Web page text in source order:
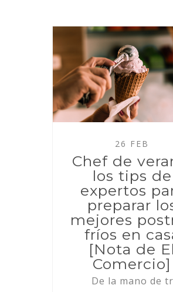
26 FEB
Chef de
los tips de
expertos
preparar
mejores
fríos en
[Nota de El
Comercio]
De la mano de